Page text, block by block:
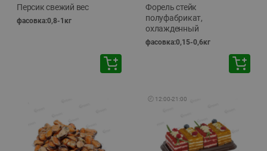
Персик свежий вес
фасовка:0,8-1кг
Форель стейк
полуфабрикат,
охлажденный
фасовка:0,15-0,6кг
🕘 12:00-21:00